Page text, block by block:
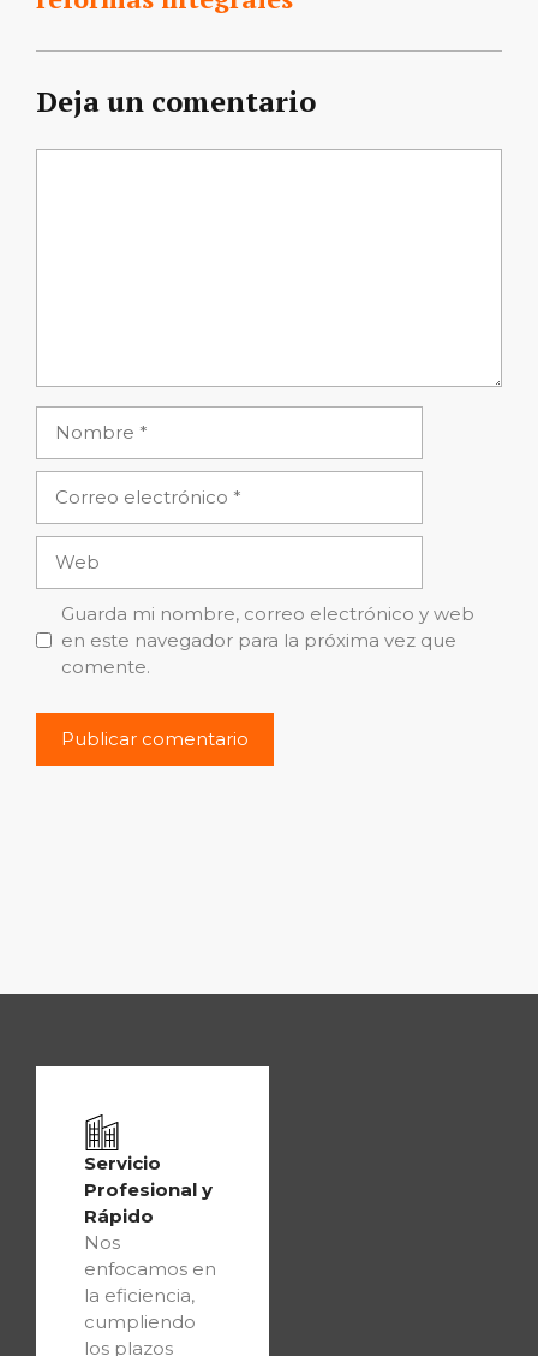
Deja un comentario
electrónico
Guarda mi nombre, correo electrónico y web
en este navegador para la próxima vez que
comente.
Servicio
Profesional y
Rápido
Nos
enfocamos en
la eficiencia,
cumpliendo
los plazos